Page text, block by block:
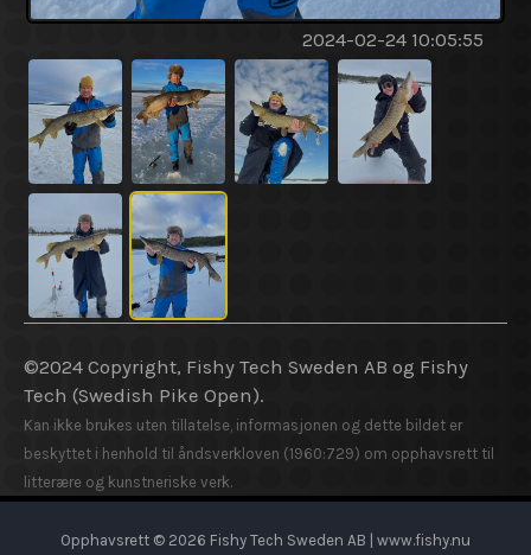
2024-02-24 10:05:55
©2024 Copyright, Fishy Tech Sweden AB og Fishy
Tech (Swedish Pike Open).
Kan ikke brukes uten tillatelse, informasjonen og dette bildet er
beskyttet i henhold til åndsverkloven (1960:729) om opphavsrett til
litterære og kunstneriske verk.
Opphavsrett © 2026 Fishy Tech Sweden AB | www.fishy.nu